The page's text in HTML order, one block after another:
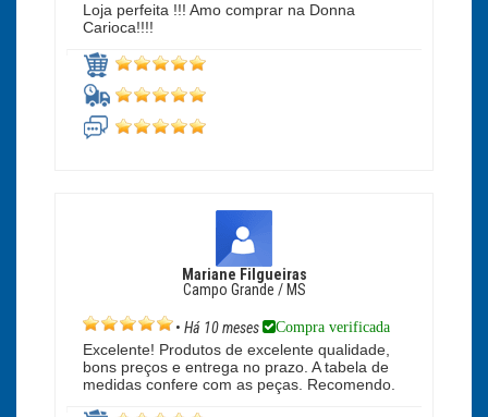
Loja perfeita !!! Amo comprar na Donna
Carioca!!!!
Mariane Filgueiras
Campo Grande / MS
• Há 10 meses Compra verificada
Excelente! Produtos de excelente qualidade,
bons preços e entrega no prazo. A tabela de
medidas confere com as peças. Recomendo.